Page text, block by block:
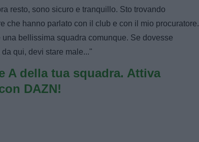
resto, sono sicuro e tranquillo. Sto trovando
che hanno parlato con il club e con il mio procuratore.
una bellissima squadra comunque. Se dovesse
qui, devi stare male..."
A della tua squadra. Attiva
DAZN!